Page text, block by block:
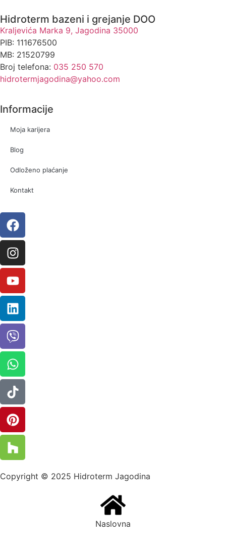
Hidroterm bazeni i grejanje DOO
Kraljevića Marka 9, Jagodina 35000
PIB: 111676500
MB: 21520799
Broj telefona: 035 250 570
hidrotermjagodina@yahoo.com
Informacije
Moja karijera
Blog
Odloženo plaćanje
Kontakt
Copyright © 2025 Hidroterm Jagodina
Naslovna